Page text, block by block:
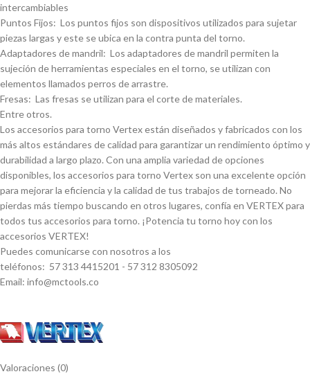
intercambiables
Puntos Fijos: Los puntos fijos son dispositivos utilizados para sujetar
piezas largas y este se ubica en la contra punta del torno.
Adaptadores de mandril: Los adaptadores de mandril permiten la
sujeción de herramientas especiales en el torno, se utilizan con
elementos llamados perros de arrastre.
Fresas: Las fresas se utilizan para el corte de materiales.
Entre otros.
Los accesorios para torno Vertex están diseñados y fabricados con los
más altos estándares de calidad para garantizar un rendimiento óptimo y
durabilidad a largo plazo. Con una amplia variedad de opciones
disponibles, los accesorios para torno Vertex son una excelente opción
para mejorar la eficiencia y la calidad de tus trabajos de torneado. No
pierdas más tiempo buscando en otros lugares, confí­a en VERTEX para
todos tus accesorios para torno. ¡Potencia tu torno hoy con los
accesorios VERTEX!
Puedes comunicarse con nosotros a los
teléfonos: 57 313 4415201 - 57 312 8305092
Email: info@mctools.co
Valoraciones (0)